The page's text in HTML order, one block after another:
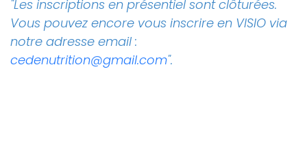
"Les inscriptions en présentiel sont clôturées.
Vous pouvez encore vous inscrire en VISIO via
notre adresse email :
cedenutrition@gmail.com".